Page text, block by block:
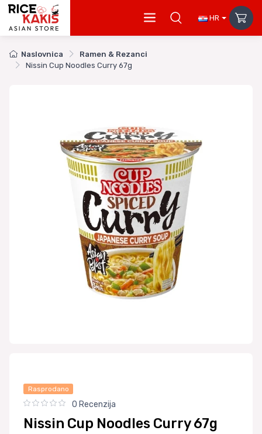
HR
Naslovnica
Ramen & Rezanci
Nissin Cup Noodles Curry 67g
Rasprodano
0 Recenzija
Nissin Cup Noodles Curry 67g